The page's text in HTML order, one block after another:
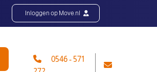
Inloggen op Move.nl
0546 - 571